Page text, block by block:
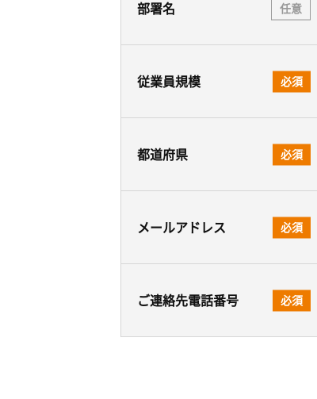
部署名 任意
従業員規模 必須
都道府県 必須
メールアドレス 必須
ご連絡先電話番号 必須